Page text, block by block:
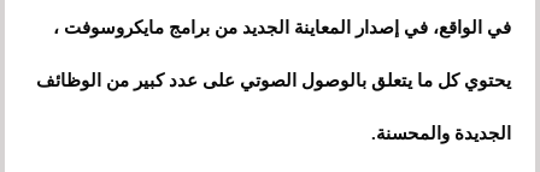
في الواقع، في إصدار المعاينة الجديد من برامج مايكروسوفت ،
يحتوي كل ما يتعلق بالوصول الصوتي على عدد كبير من الوظائف
الجديدة والمحسنة.